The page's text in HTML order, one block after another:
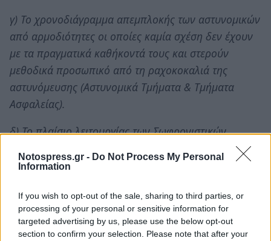
Notospress.gr - Do Not Process My Personal
Information
If you wish to opt-out of the sale, sharing to third parties, or
processing of your personal or sensitive information for
targeted advertising by us, please use the below opt-out
section to confirm your selection. Please note that after your
γ) Το χρονοδιάγραμμα απεμπλοκής των αστυνομικών
από αρμοδιότητες οι οποίες καμία σχέση δεν έχουν
με τα πραγματικά καθήκοντά τους και στερούν
μεθοδικά προσωπικό από τη ραχοκοκαλιά της
αστυνόμευσης (Αστυνομικά Τμήματα & Τμήματα
Ασφαλείας).
δ) Το πλαίσιο λειτουργίας των Σωφρονιστικών
Καταστημάτων (υφιστάμενων και μελλοντικών), μετά
την ενσωμάτωσή των στο Υπουργείο μας, σε
εξωτερικών φυλάκων, της πάγιας θέσης της
Ομοσπονδίας μας για αποδέσμευση αστυνομικών
από αυτές και της πρόσφατης τοποθέτησης του κ.